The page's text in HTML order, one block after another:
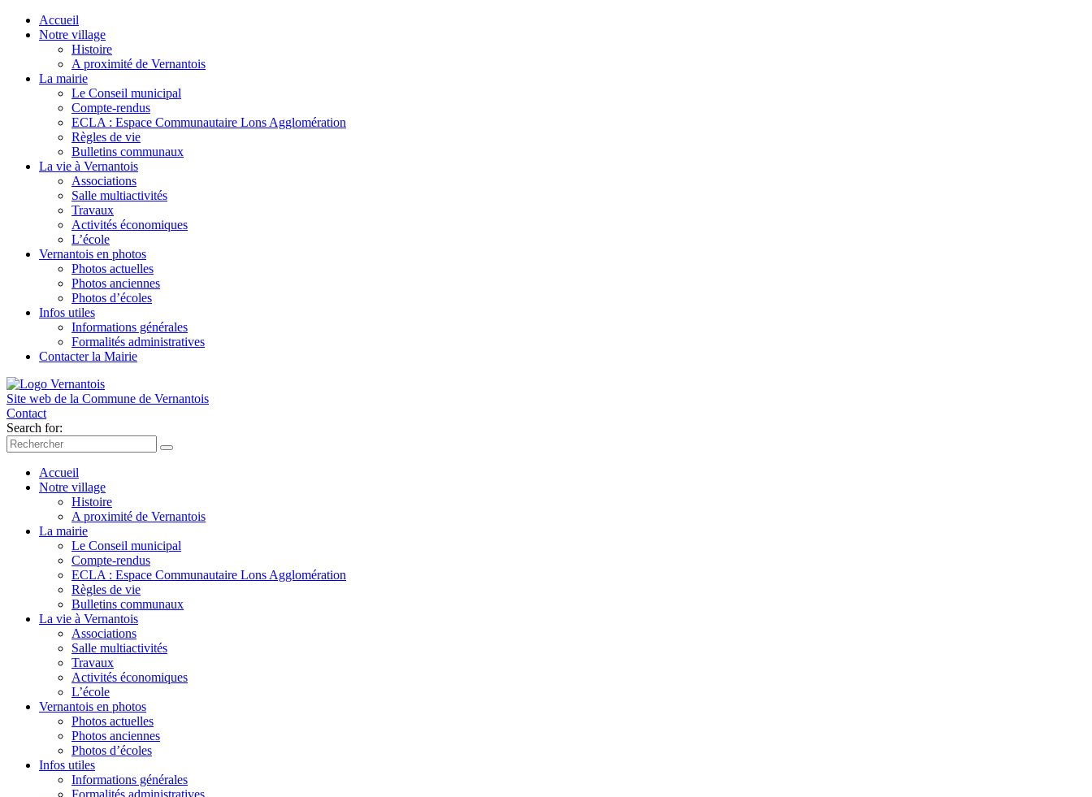
Accueil
Notre village
Histoire
A proximité de Vernantois
La mairie
Le Conseil municipal
Compte-rendus
ECLA : Espace Communautaire Lons Agglomération
Règles de vie
Bulletins communaux
La vie à Vernantois
Associations
Salle multiactivités
Travaux
Activités économiques
L’école
Vernantois en photos
Photos actuelles
Photos anciennes
Photos d’écoles
Infos utiles
Informations générales
Formalités administratives
Contacter la Mairie
Site web de la Commune de Vernantois
Contact
Search for:
Accueil
Notre village
Histoire
A proximité de Vernantois
La mairie
Le Conseil municipal
Compte-rendus
ECLA : Espace Communautaire Lons Agglomération
Règles de vie
Bulletins communaux
La vie à Vernantois
Associations
Salle multiactivités
Travaux
Activités économiques
L’école
Vernantois en photos
Photos actuelles
Photos anciennes
Photos d’écoles
Infos utiles
Informations générales
Formalités administratives